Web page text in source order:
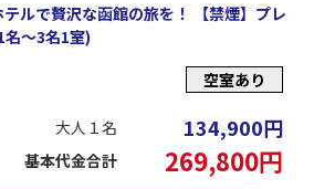
テルで贅沢な函館の旅を！ 【禁煙】プレ
名～3名1室)
空室あり
大人１名 134,900円
基本代金合計 269,800円